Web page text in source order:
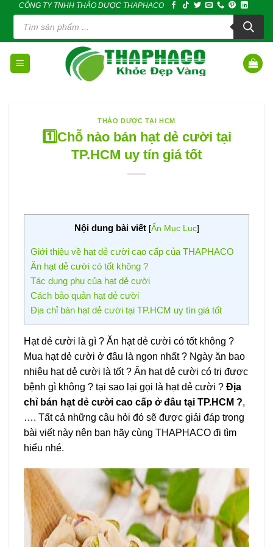
content
CÔNG TY TNHH THẢO DƯỢC THAPHACO
Tìm
kiếm
phẩm
THẢO DƯỢC TẠI HCM
1️⃣Chỗ nào bán hạt dẻ cười tại
TP.HCM uy tín giá tốt
Nội dung bài viết [Ẩn Mục Lục]
Giới thiệu về hạt dẻ cười cao cấp của THAPHACO
Ăn hạt dẻ cười có tốt không ?
Tác dụng phụ của hạt dẻ cười
Cách bảo quản hạt dẻ cười
Địa chỉ bán hạt dẻ cười tại TP.HCM uy tín giá tốt
Hạt dẻ cười là gì ? Ăn hạt dẻ cười có tốt không ?
Mua hạt dẻ cười ở đâu là ngon nhất ? Ngày ăn bao
nhiêu hạt dẻ cười là tốt ? Ăn hạt dẻ cười có trị được
bệnh gì không ? tại sao lại gọi là hạt dẻ cười ? Địa
chỉ bán hạt dẻ cười cao cấp ở đâu tại TP.HCM ?,
…. Tất cả những câu hỏi đó sẽ được giải đáp trong
bài viết này nên bạn hãy cùng THAPHACO đi tìm
hiểu nhé.